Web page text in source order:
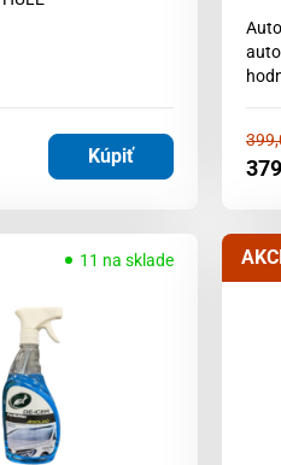
Kúpiť
11 na sklade